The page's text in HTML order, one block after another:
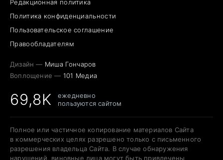
Редакционная политика
Политика конфиденциальности
Пользовательское соглашение
Правообладателям
Дизайн — Миша Гончаров
Воплощение — 101 Медиа
69,8K
ежедневно
пользуются сайтом
Полное или частичное копирование материалов Сайта
в коммерческих целях разрешено только с письменного
разрешения владельца Сайта. В случае обнаружения
нарушений, виновные лица могут быть привлечены